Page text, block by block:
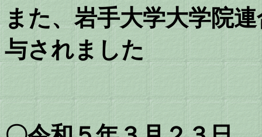
また、岩手大学大学院
与されました